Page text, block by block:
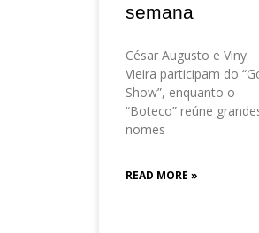
semana
César Augusto e Viny
Vieira participam do
Show”, enquanto o
“Boteco” reúne
nomes
READ MORE »